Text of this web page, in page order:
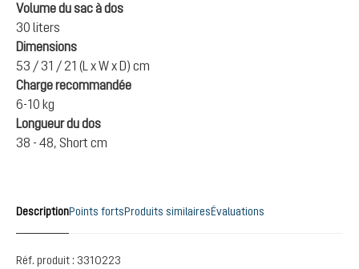
Volume du sac à dos
30 liters
Dimensions
53 / 31 / 21 (L x W x D) cm
Charge recommandée
6-10 kg
Longueur du dos
38 - 48, Short cm
DescriptionPoints fortsProduits similairesÉvaluations
Réf. produit : 3310223